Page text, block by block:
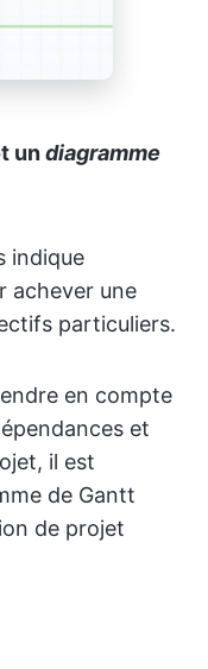
undiagramme
indique
achever une
particuliers.
en compte
et
il est
de Gantt
de projet